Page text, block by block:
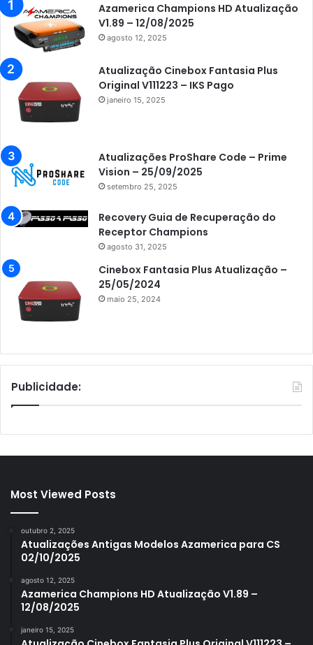
Azamerica Champions HD Atualização
V1.89 – 12/08/2025
agosto 12, 2025
Atualização Cinebox Fantasia Plus
Original V111223 – IKS Pago
janeiro 15, 2025
Atualizações ProShare Code – Prime
Vision – 25/09/2025
setembro 25, 2025
Recovery Guia de Recuperação do
Receptor Champions
agosto 31, 2025
Cinebox Fantasia Plus Atualização –
25/05/2024
maio 25, 2024
Publicidade:
Most Viewed Posts
outubro 2, 2025
Atualizações Antigas Modelos Azamerica para CS
02/10/2025
agosto 12, 2025
Azamerica Champions HD Atualização V1.89 –
12/08/2025
janeiro 15, 2025